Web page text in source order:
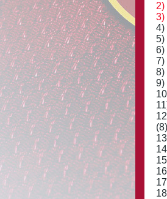
2)
3)
4)
5)
6)
7)
8)
9)
(8)